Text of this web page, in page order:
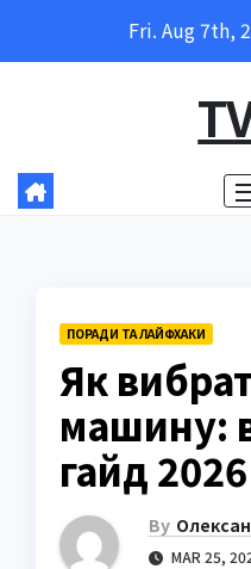
Fri. Aug 7th,
ПОРАДИ ТА ЛАЙФХАКИ
Як
машину:
гайд
By
MAR 25,